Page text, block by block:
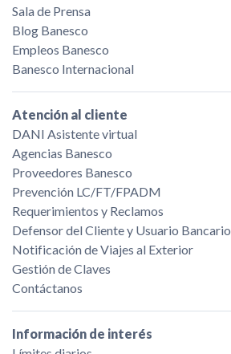
Sala de Prensa
Blog Banesco
Empleos Banesco
Banesco Internacional
Atención al cliente
DANI Asistente virtual
Agencias Banesco
Proveedores Banesco
Prevención LC/FT/FPADM
Requerimientos y Reclamos
Defensor del Cliente y Usuario Bancario
Notificación de Viajes al Exterior
Gestión de Claves
Contáctanos
Información de interés